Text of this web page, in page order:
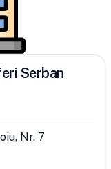
Serban
Nr. 7